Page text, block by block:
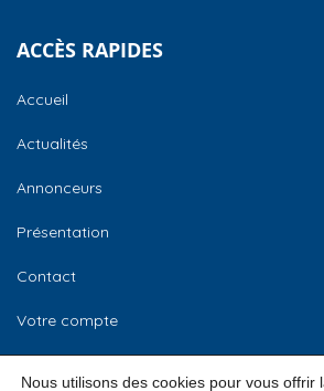
ACCÈS RAPIDES
Accueil
Actualités
Annonceurs
Présentation
Contact
Votre compte
Nous utilisons des cookies pour vous offrir